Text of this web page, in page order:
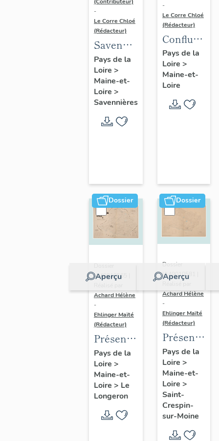
(Contributeur)
-
Le Corre Chloé
(Rédacteur)
Savennières
:
présentation
de la
commune
Pays de la
Loire >
Maine-et-
Loire >
Savennières
-
Le Corre Chloé
(Rédacteur)
Confluence
Maine-
Loire :
d'étude
Pays de la
Loire >
Maine-et-
Loire
Dossier
Aperçu
IA49010565 |
Achard Hélène
-
Ehlinger Maïté
(Rédacteur)
Présentation
du
patrimoine
industriel
de la
commune
du
Pays de la
Loire >
Maine-et-
Loire > Le
Longeron
Dossier
Aperçu
Dossier
IA49010581 |
Achard Hélène
-
Ehlinger Maïté
(Rédacteur)
du
patrimoine
industriel
de la
commune
de Saint-
Crespin-
Pays de la
Loire >
Maine-et-
Loire >
Saint-
Crespin-
sur-Moine